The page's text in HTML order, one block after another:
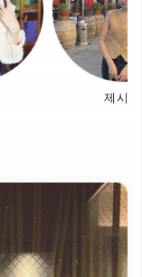
제시카